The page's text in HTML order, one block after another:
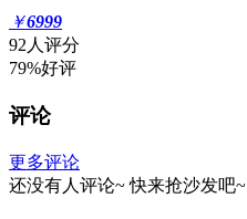
￥6999
92人评分
79%好评
评论
更多评论
还没有人评论~ 快来抢沙发吧~